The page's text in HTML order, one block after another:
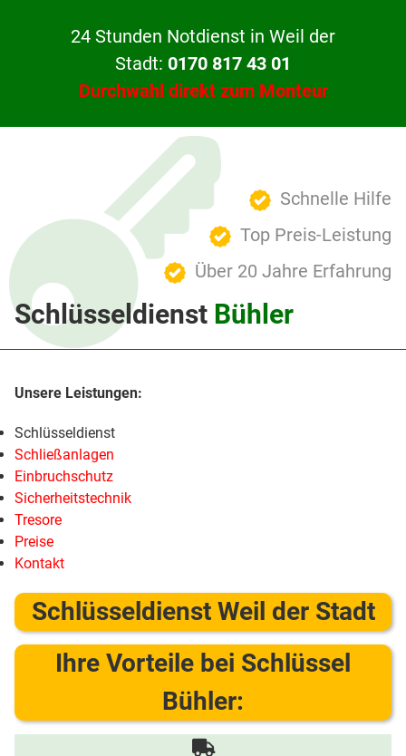
24 Stunden Notdienst in Weil der
Stadt: 0170 817 43 01
Durchwahl direkt zum Monteur
Schnelle Hilfe
Top Preis-Leistung
Über 20 Jahre Erfahrung
Schlüsseldienst Bühler
Schlüsseldienst
Schließanlagen
Einbruchschutz
Sicherheitstechnik
Tresore
Preise
Kontakt
Schlüsseldienst Weil der Stadt
Ihre Vorteile bei Schlüssel
Bühler: